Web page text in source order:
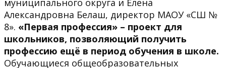
муниципального округа и Елена
Александровна Белаш, директор МАОУ «СШ №
8». «Первая профессия» – проект для
школьников, позволяющий получить
профессию ещё в период обучения в школе.
Обучающиеся общеобразовательных